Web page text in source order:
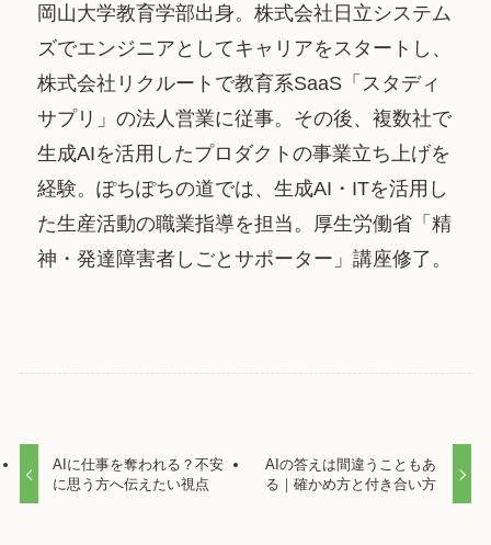
岡山大学教育学部出身。株式会社日立システム
ズでエンジニアとしてキャリアをスタートし、
株式会社リクルートで教育系SaaS「スタディ
サプリ」の法人営業に従事。その後、複数社で
生成AIを活用したプロダクトの事業立ち上げを
経験。ぽちぽちの道では、生成AI・ITを活用し
た生産活動の職業指導を担当。厚生労働省「精
神・発達障害者しごとサポーター」講座修了。
AIに仕事を奪われる？不安
に思う方へ伝えたい視点
AIの答えは間違うこともあ
る｜確かめ方と付き合い方